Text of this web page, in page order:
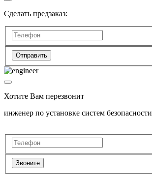
Сделать предзаказ:
Отправить
Хотите Вам перезвонит
инженер по установке систем безопасности
Звоните